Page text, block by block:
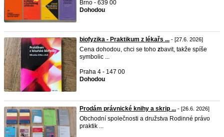
Brno - 639 00
Dohodou
biofyzika - Praktikum z lékařs ... - [27.6. 2026]
Cena dohodou, chci se toho zbavit, takže spíše
symbolic ...
Praha 4 - 147 00
Dohodou
Prodám právnické knihy a skrip ... - [26.6. 2026]
Obchodní společnosti a družstva Rodinné právo
praktik ...